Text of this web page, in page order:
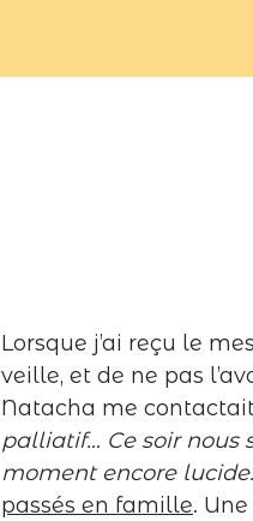
Lorsque j’ai reçu le
veille, et de ne pas
Natacha me
palliatif… Ce soir nous
moment encore
passés en famille.